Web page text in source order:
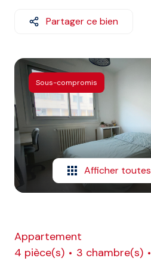
immobilier
professionnel
ESTIMATION
E-MAIL
CONTACT
Partager ce bien
Sous-compromis
Afficher
Appartement
4 pièce(s)
3 chambre(s)